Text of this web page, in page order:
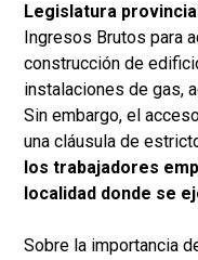
Legislatura
Ingresos Brutos para
construcción de
instalaciones de gas,
Sin embargo, el
una cláusula de
los trabajadores
localidad donde se
Sobre la importancia